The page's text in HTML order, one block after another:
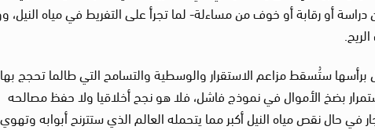
أو رقابة أو خوف من مساءلة- لما تجرأ على التفريط في مياه
برأسها ستُسقط مزاعم الاستقرار والوسطية والتسامح التي طالما تحجج بها
بضخ الأموال في نموذج فاشل، فلا هو نجح أخلاقيا ولا حفظ مصالحه
في حال نقص مياه النيل أكبر مما يتحمله العالم الذي ستترنح أبوابه